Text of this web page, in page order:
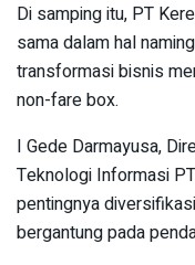
Di samping itu, PT
sama dalam hal
transformasi bisnis
non-fare box.
I Gede Darmayusa,
Teknologi Informasi
pentingnya
bergantung pada